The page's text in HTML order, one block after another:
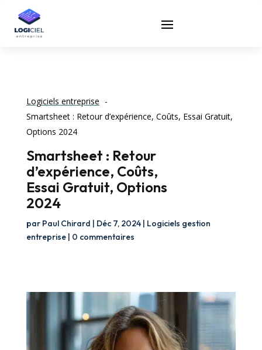
Logiciels entreprise
Smartsheet : Retour d’expérience, Coûts, Essai Gratuit,
Options 2024
Smartsheet : Retour
d’expérience, Coûts,
Essai Gratuit, Options
2024
par Paul Chirard | Déc 7, 2024| Logiciels gestion
entreprise| 0 commentaires